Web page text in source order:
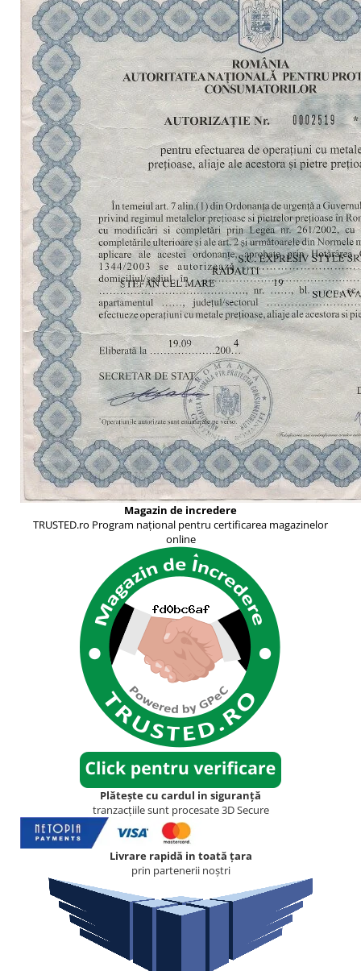
Magazin de incredere
TRUSTED.ro Program național pentru certificarea magazinelor
online
Plătește cu cardul in siguranță
tranzacțiile sunt procesate 3D Secure
Livrare rapidă in toată țara
prin partenerii noștri